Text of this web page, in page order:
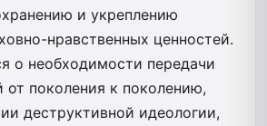
и укреплению
нравственных ценностей.
о необходимости передачи
от поколения к поколению,
деструктивной идеологии,